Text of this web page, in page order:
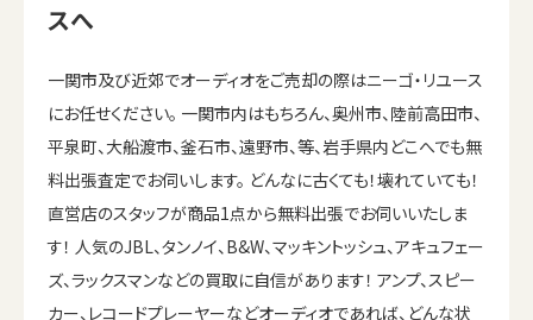
スへ
一関市及び近郊でオーディオをご売却の際はニーゴ・リユース
にお任せください。 一関市内はもちろん、奥州市、陸前高田市、
平泉町、大船渡市、釜石市、遠野市、等、岩手県内どこへでも無
料出張査定でお伺いします。 どんなに古くても！壊れていても！
直営店のスタッフが商品1点から無料出張でお伺いいたしま
す！ 人気のJBL、タンノイ、B&W、マッキントッシュ、アキュフェー
ズ、ラックスマンなどの買取に自信があります！ アンプ、スピー
カー、レコードプレーヤーなどオーディオであれば、どんな状